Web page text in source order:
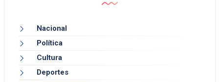
Nacional
Política
Cultura
Deportes